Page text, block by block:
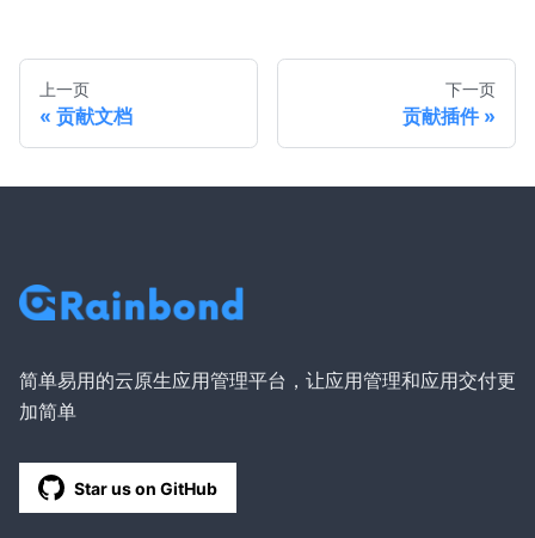
上一页
贡献文档
下一页
贡献插件
简单易用的云原生应用管理平台，让应用管理和应用交付更
加简单
Star us on GitHub